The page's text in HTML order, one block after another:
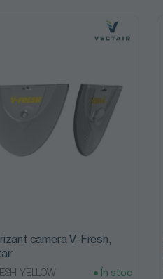
camera V-Fresh,
YELLOW În stoc